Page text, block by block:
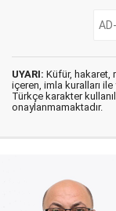
UYARI: Küfür, hakaret,
içeren, imla kuralları ile
Türkçe karakter
onaylanmamaktadır.